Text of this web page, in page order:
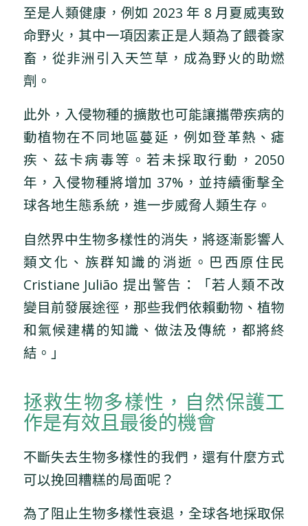
至是人類健康，例如 2023 年 8 月夏威夷致
命野火，其中一項因素正是人類為了餵養家
畜，從非洲引入天竺草，成為野火的助燃
劑。
此外，入侵物種的擴散也可能讓攜帶疾病的
動植物在不同地區蔓延，例如登革熱、瘧
疾、茲卡病毒等。若未採取行動，2050
年，入侵物種將增加 37%，並持續衝擊全
球各地生態系統，進一步威脅人類生存。
自然界中生物多樣性的消失，將逐漸影響人
類文化、族群知識的消逝。巴西原住民
Cristiane Julião 提出警告：「若人類不改
變目前發展途徑，那些我們依賴動物、植物
和氣候建構的知識、做法及傳統，都將終
結。」
拯救生物多樣性，自然保護工
作是有效且最後的機會
不斷失去生物多樣性的我們，還有什麼方式
可以挽回糟糕的局面呢？
為了阻止生物多樣性衰退，全球各地採取保